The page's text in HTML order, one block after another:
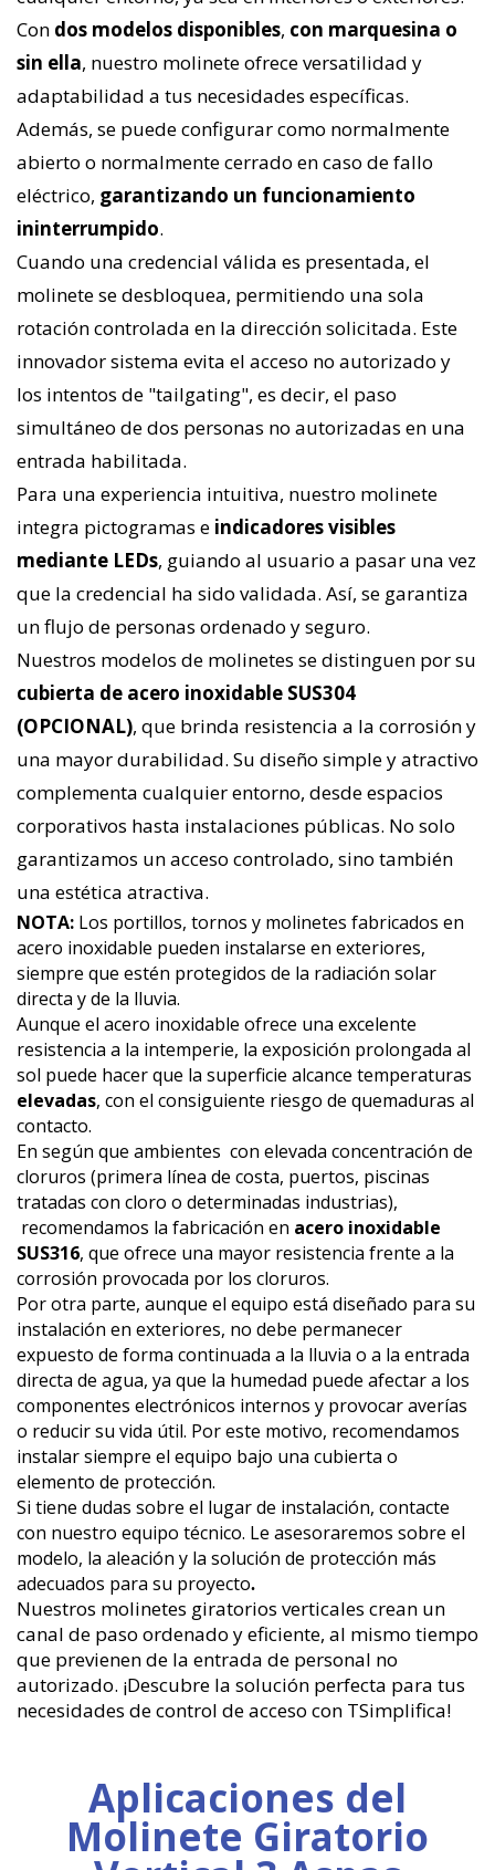
Con dos modelos disponibles, con marquesina o
sin ella, nuestro molinete ofrece versatilidad y
adaptabilidad a tus necesidades específicas.
Además, se puede configurar como normalmente
abierto o normalmente cerrado en caso de fallo
eléctrico, garantizando un funcionamiento
ininterrumpido.
Cuando una credencial válida es presentada, el
molinete se desbloquea, permitiendo una sola
rotación controlada en la dirección solicitada. Este
innovador sistema evita el acceso no autorizado y
los intentos de "tailgating", es decir, el paso
simultáneo de dos personas no autorizadas en una
entrada habilitada.
Para una experiencia intuitiva, nuestro molinete
integra pictogramas e indicadores visibles
mediante LEDs, guiando al usuario a pasar una vez
que la credencial ha sido validada. Así, se garantiza
un flujo de personas ordenado y seguro.
Nuestros modelos de molinetes se distinguen por su
cubierta de acero inoxidable SUS304
(OPCIONAL), que brinda resistencia a la corrosión y
una mayor durabilidad. Su diseño simple y atractivo
complementa cualquier entorno, desde espacios
corporativos hasta instalaciones públicas. No solo
garantizamos un acceso controlado, sino también
una estética atractiva.
NOTA: Los portillos, tornos y molinetes fabricados en
acero inoxidable pueden instalarse en exteriores,
siempre que estén protegidos de la radiación solar
directa y de la lluvia.
Aunque el acero inoxidable ofrece una excelente
resistencia a la intemperie, la exposición prolongada al
sol puede hacer que la superficie alcance temperaturas
elevadas, con el consiguiente riesgo de quemaduras al
contacto.
En según que ambientes con elevada concentración de
cloruros (primera línea de costa, puertos, piscinas
tratadas con cloro o determinadas industrias),
recomendamos la fabricación en acero inoxidable
SUS316, que ofrece una mayor resistencia frente a la
corrosión provocada por los cloruros.
Por otra parte, aunque el equipo está diseñado para su
instalación en exteriores, no debe permanecer
expuesto de forma continuada a la lluvia o a la entrada
directa de agua, ya que la humedad puede afectar a los
componentes electrónicos internos y provocar averías
o reducir su vida útil. Por este motivo, recomendamos
instalar siempre el equipo bajo una cubierta o
elemento de protección.
Si tiene dudas sobre el lugar de instalación, contacte
con nuestro equipo técnico. Le asesoraremos sobre el
modelo, la aleación y la solución de protección más
adecuados para su proyecto.
Nuestros molinetes giratorios verticales crean un
canal de paso ordenado y eficiente, al mismo tiempo
que previenen de la entrada de personal no
autorizado. ¡Descubre la solución perfecta para tus
necesidades de control de acceso con TSimplifica!
Aplicaciones del
Molinete Giratorio